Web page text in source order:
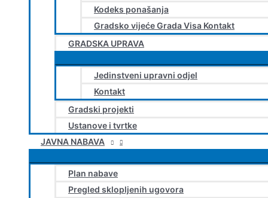
Kodeks ponašanja
Gradsko vijeće Grada Visa Kontakt
GRADSKA UPRAVA
Jedinstveni upravni odjel
Kontakt
Gradski projekti
Ustanove i tvrtke
JAVNA NABAVA
Plan nabave
Pregled sklopljenih ugovora